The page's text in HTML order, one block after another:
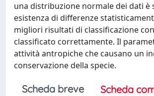
una distribuzione normale dei dati è
esistenza di differenze
migliori risultati di classificazione
classificato correttamente. Il
attività antropiche che causano un
conservazione della specie.
Scheda breve Scheda